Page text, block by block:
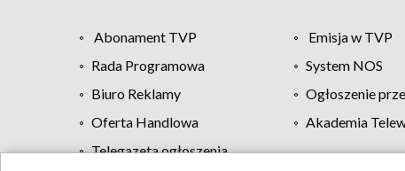
Abonament TVP Emisja w TVP
Rada Programowa
System NOS
Biuro Reklamy
Ogłoszenie
Oferta Handlowa
Akademia
Telegazeta ogłoszenia